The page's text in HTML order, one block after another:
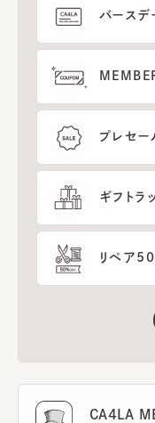
バースデ
プレセ
ギフトラ
リペア
CA4LA